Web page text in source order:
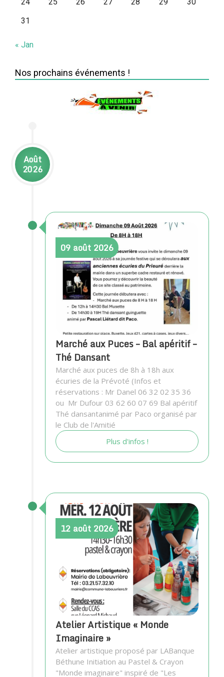
31
« Jan
Nos prochains événements !
Août
2026
09 août 2026
Marché aux Puces – Bal apéritif –
Thé Dansant
Marché aux puces de 8h à 18h aux
écuries de la Prévoté (Infos et
réservations : Mr Danel 06 32 02 35 36
ou Mr Dufour 03 62 60 07 69 Bal apéritif
Thé dansantanimé par Paco organisé par
le Club de l'Amitié
Plus d'infos !
12 août 2026
Atelier Artistique « Monde
Imaginaire »
Atelier artistique proposé par LABanque
Béthune Initiation au Pastel & Crayon
"Monde imaginaire" inspiré de "Les